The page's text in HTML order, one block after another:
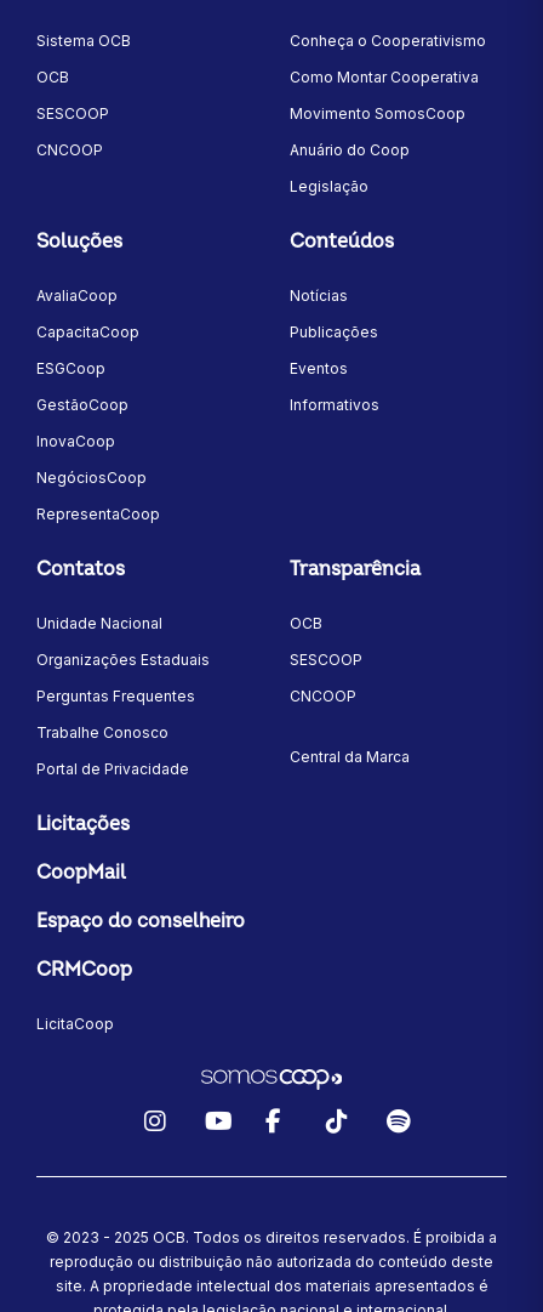
Sistema OCB
OCB
SESCOOP
CNCOOP
Conheça o Cooperativismo
Como Montar Cooperativa
Movimento SomosCoop
Anuário do Coop
Legislação
Soluções
AvaliaCoop
CapacitaCoop
ESGCoop
GestãoCoop
InovaCoop
NegóciosCoop
RepresentaCoop
Conteúdos
Notícias
Publicações
Eventos
Informativos
Contatos
Unidade Nacional
Organizações Estaduais
Perguntas Frequentes
Trabalhe Conosco
Portal de Privacidade
Transparência
OCB
SESCOOP
CNCOOP
Central da Marca
Licitações
CoopMail
Espaço do conselheiro
CRMCoop
LicitaCoop
© 2023 - 2025 OCB. Todos os direitos reservados. É proibida a
reprodução ou distribuição não autorizada do conteúdo deste
site. A propriedade intelectual dos materiais apresentados é